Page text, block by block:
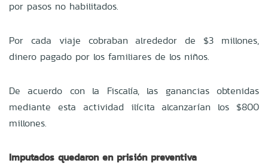
por pasos no habilitados.
Por cada viaje cobraban alrededor de $3 millones,
dinero pagado por los familiares de los niños.
De acuerdo con la Fiscalía, las ganancias obtenidas
mediante esta actividad ilícita alcanzarían los $800
millones.
Imputados quedaron en prisión preventiva